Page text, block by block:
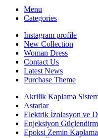
Menu
Categories
Instagram profile
New Collection
Woman Dress
Contact Us
Latest News
Purchase Theme
Akrilik Kaplama
Astarlar
Elektrik İzolasyon ve
Enjeksiyon
Epoksi Zemin